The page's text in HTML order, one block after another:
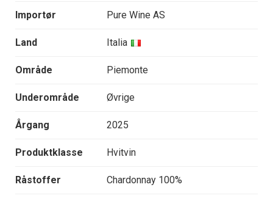
Importør Pure Wine AS
Land Italia
Område Piemonte
Underområde Øvrige
Årgang 2025
Produktklasse Hvitvin
Råstoffer Chardonnay 100%